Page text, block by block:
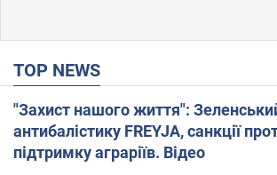
TOP NEWS
"Захист нашого життя":
антибалістику FREYJA, санкції
підтримку аграріїв. Відео